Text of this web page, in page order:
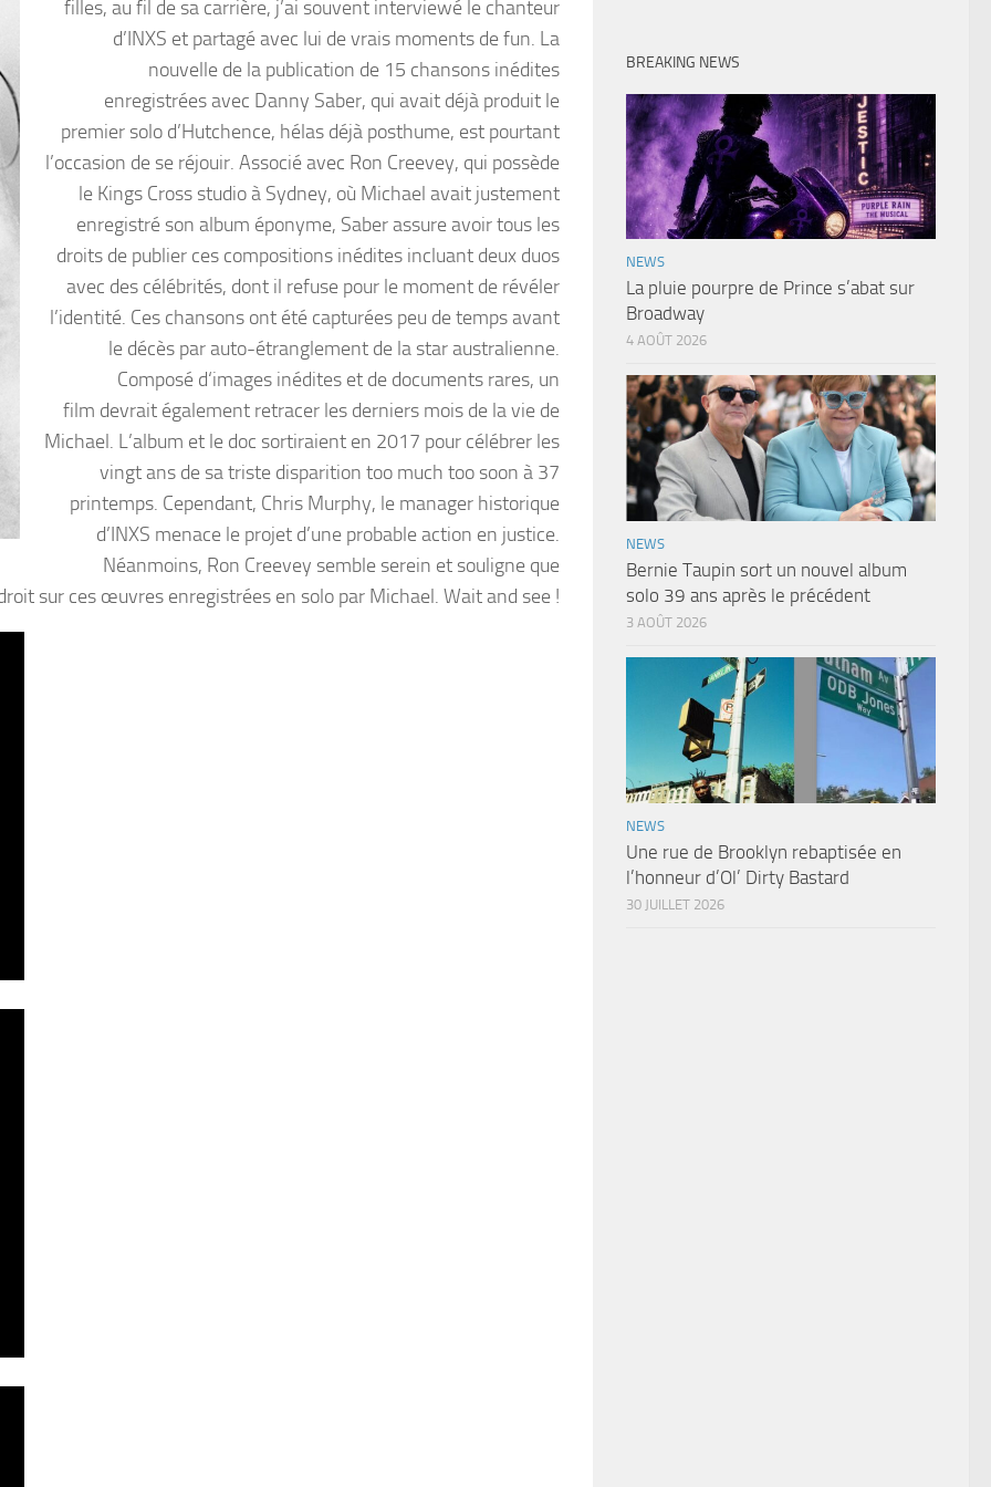
filles, au fil de sa carrière, j’ai souvent interviewé le chanteur
d’INXS et partagé avec lui de vrais moments de fun. La
nouvelle de la publication de 15 chansons inédites
enregistrées avec Danny Saber, qui avait déjà produit le
premier solo d’Hutchence, hélas déjà posthume, est pourtant
l’occasion de se réjouir. Associé avec Ron Creevey, qui possède
le Kings Cross studio à Sydney, où Michael avait justement
enregistré son album éponyme, Saber assure avoir tous les
droits de publier ces compositions inédites incluant deux duos
avec des célébrités, dont il refuse pour le moment de révéler
l’identité. Ces chansons ont été capturées peu de temps avant
le décès par auto-étranglement de la star australienne.
Composé d‘images inédites et de documents rares, un
film devrait également retracer les derniers mois de la vie de
Michael. L’album et le doc sortiraient en 2017 pour célébrer les
vingt ans de sa triste disparition too much too soon à 37
printemps. Cependant, Chris Murphy, le manager historique
d’INXS menace le projet d’une probable action en justice.
Néanmoins, Ron Creevey semble serein et souligne que
sur ces œuvres enregistrées en solo par Michael. Wait and see !
BREAKING NEWS
NEWS
La pluie pourpre de Prince s’abat sur
Broadway
4 AOÛT 2026
NEWS
Bernie Taupin sort un nouvel album
solo 39 ans après le précédent
3 AOÛT 2026
NEWS
Une rue de Brooklyn rebaptisée en
l’honneur d’Ol’ Dirty Bastard
30 JUILLET 2026